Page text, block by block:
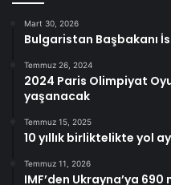
Mart 30, 2026
Bulgaristan Başbakanı
Temmuz 26, 2024
2024 Paris Olimpiyat
yaşanacak
Temmuz 15, 2025
10 yıllık birliktelikte yol
Temmuz 11, 2026
IMF’den Ukrayna’ya